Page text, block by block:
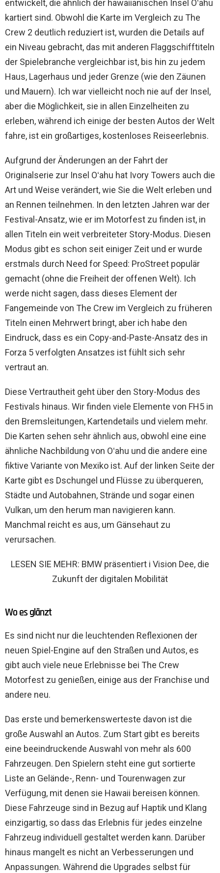
entwickelt, die ähnlich der hawaiianischen Insel Oʻahu
kartiert sind. Obwohl die Karte im Vergleich zu The
Crew 2 deutlich reduziert ist, wurden die Details auf
ein Niveau gebracht, das mit anderen Flaggschifftiteln
der Spielebranche vergleichbar ist, bis hin zu jedem
Haus, Lagerhaus und jeder Grenze (wie den Zäunen
und Mauern). Ich war vielleicht noch nie auf der Insel,
aber die Möglichkeit, sie in allen Einzelheiten zu
erleben, während ich einige der besten Autos der Welt
fahre, ist ein großartiges, kostenloses Reiseerlebnis.
Aufgrund der Änderungen an der Fahrt der
Originalserie zur Insel Oʻahu hat Ivory Towers auch die
Art und Weise verändert, wie Sie die Welt erleben und
an Rennen teilnehmen. In den letzten Jahren war der
Festival-Ansatz, wie er im Motorfest zu finden ist, in
allen Titeln ein weit verbreiteter Story-Modus. Diesen
Modus gibt es schon seit einiger Zeit und er wurde
erstmals durch Need for Speed: ProStreet populär
gemacht (ohne die Freiheit der offenen Welt). Ich
werde nicht sagen, dass dieses Element der
Fangemeinde von The Crew im Vergleich zu früheren
Titeln einen Mehrwert bringt, aber ich habe den
Eindruck, dass es ein Copy-and-Paste-Ansatz des in
Forza 5 verfolgten Ansatzes ist fühlt sich sehr
vertraut an.
Diese Vertrautheit geht über den Story-Modus des
Festivals hinaus. Wir finden viele Elemente von FH5 in
den Bremsleitungen, Kartendetails und vielem mehr.
Die Karten sehen sehr ähnlich aus, obwohl eine eine
ähnliche Nachbildung von Oʻahu und die andere eine
fiktive Variante von Mexiko ist. Auf der linken Seite der
Karte gibt es Dschungel und Flüsse zu überqueren,
Städte und Autobahnen, Strände und sogar einen
Vulkan, um den herum man navigieren kann.
Manchmal reicht es aus, um Gänsehaut zu
verursachen.
LESEN SIE MEHR: BMW präsentiert i Vision Dee, die
Zukunft der digitalen Mobilität
Wo es glänzt
Es sind nicht nur die leuchtenden Reflexionen der
neuen Spiel-Engine auf den Straßen und Autos, es
gibt auch viele neue Erlebnisse bei The Crew
Motorfest zu genießen, einige aus der Franchise und
andere neu.
Das erste und bemerkenswerteste davon ist die
große Auswahl an Autos. Zum Start gibt es bereits
eine beeindruckende Auswahl von mehr als 600
Fahrzeugen. Den Spielern steht eine gut sortierte
Liste an Gelände-, Renn- und Tourenwagen zur
Verfügung, mit denen sie Hawaii bereisen können.
Diese Fahrzeuge sind in Bezug auf Haptik und Klang
einzigartig, so dass das Erlebnis für jedes einzelne
Fahrzeug individuell gestaltet werden kann. Darüber
hinaus mangelt es nicht an Verbesserungen und
Anpassungen. Während die Upgrades selbst für